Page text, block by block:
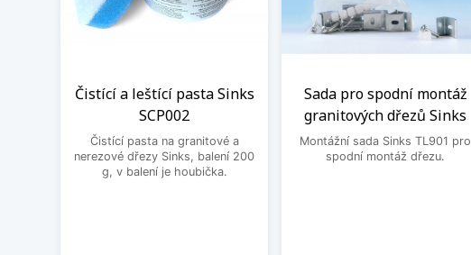
Čistící a leštící pasta Sinks
SCP002
Čistící pasta na granitové a
nerezové dřezy Sinks, balení 200
g, v balení je houbička.
Sada pro spodní montáž
granitových dřezů Sinks
Montážní sada Sinks TL901 pro
spodní montáž dřezu.